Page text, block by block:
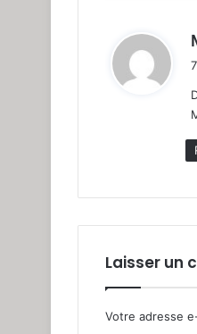
Laisser un
Votre adresse